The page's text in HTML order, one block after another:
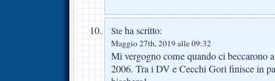
Ste ha scritto:
Maggio 27th, 2019 alle 09:32
Mi vergogno come quando ci beccarono
2006. Tra i DV e Cecchi Gori finisce in